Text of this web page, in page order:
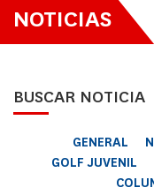
NOTICIAS
BUSCAR NOTICIA
GENERAL
GOLF JUVENIL